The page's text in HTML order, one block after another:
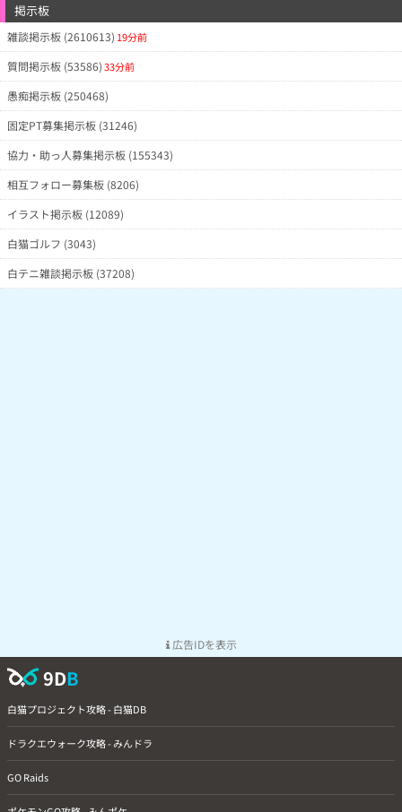
掲示板
雑談掲示板 (2610613) 19分前
質問掲示板 (53586)33分前
愚痴掲示板 (250468)
固定PT募集掲示板 (31246)
協力・助っ人募集掲示板 (155343)
相互フォロー募集板 (8206)
イラスト掲示板 (12089)
白猫ゴルフ (3043)
白テニ雑談掲示板 (37208)
広告IDを表示
9DB
白猫プロジェクト攻略 - 白猫DB
ドラクエウォーク攻略 - みんドラ
GO Raids